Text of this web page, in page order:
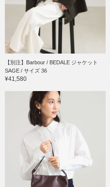
【別注】Barbour / BEDALE ジャケット
SAGE / サイズ 36
¥41,580